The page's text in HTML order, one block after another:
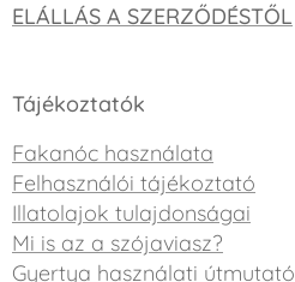
ELÁLLÁS A SZERZŐDÉSTŐL
Tájékoztatók
Fakanóc használata
Felhasználói tájékoztató
Illatolajok tulajdonságai
Mi is az a szójaviasz?
Gyertya használati útmutató